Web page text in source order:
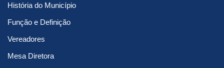
História do Município
Função e Definição
Vereadores
Mesa Diretora